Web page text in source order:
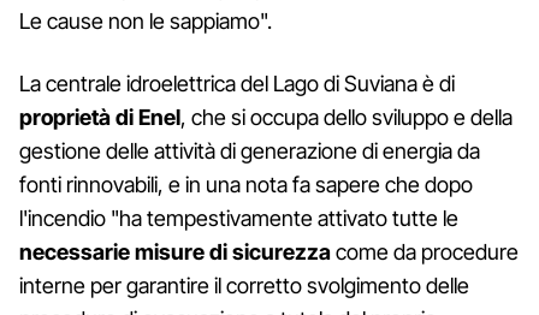
Le cause non le sappiamo".
La centrale idroelettrica del Lago di Suviana è di
proprietà di Enel, che si occupa dello sviluppo e della
gestione delle attività di generazione di energia da
fonti rinnovabili, e in una nota fa sapere che dopo
l'incendio "ha tempestivamente attivato tutte le
necessarie misure di sicurezzacome da procedure
interne per garantire il corretto svolgimento delle